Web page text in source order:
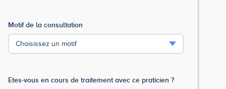
Motif de la consultation
Etes-vous en cours de traitement avec ce praticien ?